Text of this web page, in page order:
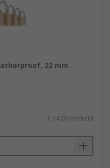
22 mm
€ 14,01/eenheid